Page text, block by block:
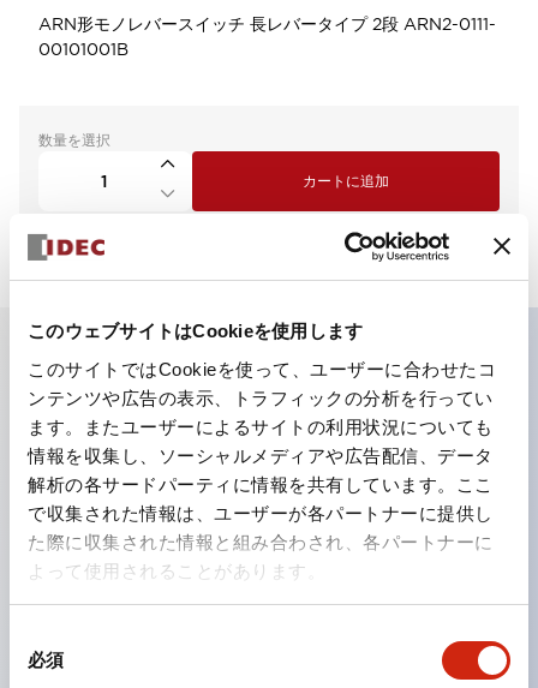
このウェブサイトはCookieを使用します
このサイトではCookieを使って、ユーザーに合わせたコ
ンテンツや広告の表示、トラフィックの分析を行ってい
ます。またユーザーによるサイトの利用状況についても
情報を収集し、ソーシャルメディアや広告配信、データ
解析の各サードパーティに情報を共有しています。ここ
で収集された情報は、ユーザーが各パートナーに提供し
た際に収集された情報と組み合わされ、各パートナーに
よって使用されることがあります。
必須
ARN形モノレバースイッチ 長レバータイプ 2段 ARN2-0111-
00101001B
数量を選択
カートに追加
主な特長
工作機械や産業機械を上下左右に頻繁に方向転換させると
きに、迅速・確実かつ自由自在にコントロールすることが
できます。
各方向のレバー動作は用途に合わせて組み合わせ自由
操作レバーをセンタ位置でロックできるインタロック付